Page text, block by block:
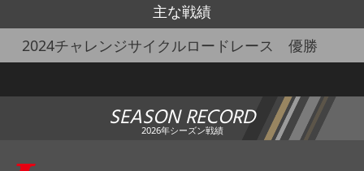
主な戦績
2024チャレンジサイクルロードレース 優勝
SEASON RECORD
2026年シーズン戦績